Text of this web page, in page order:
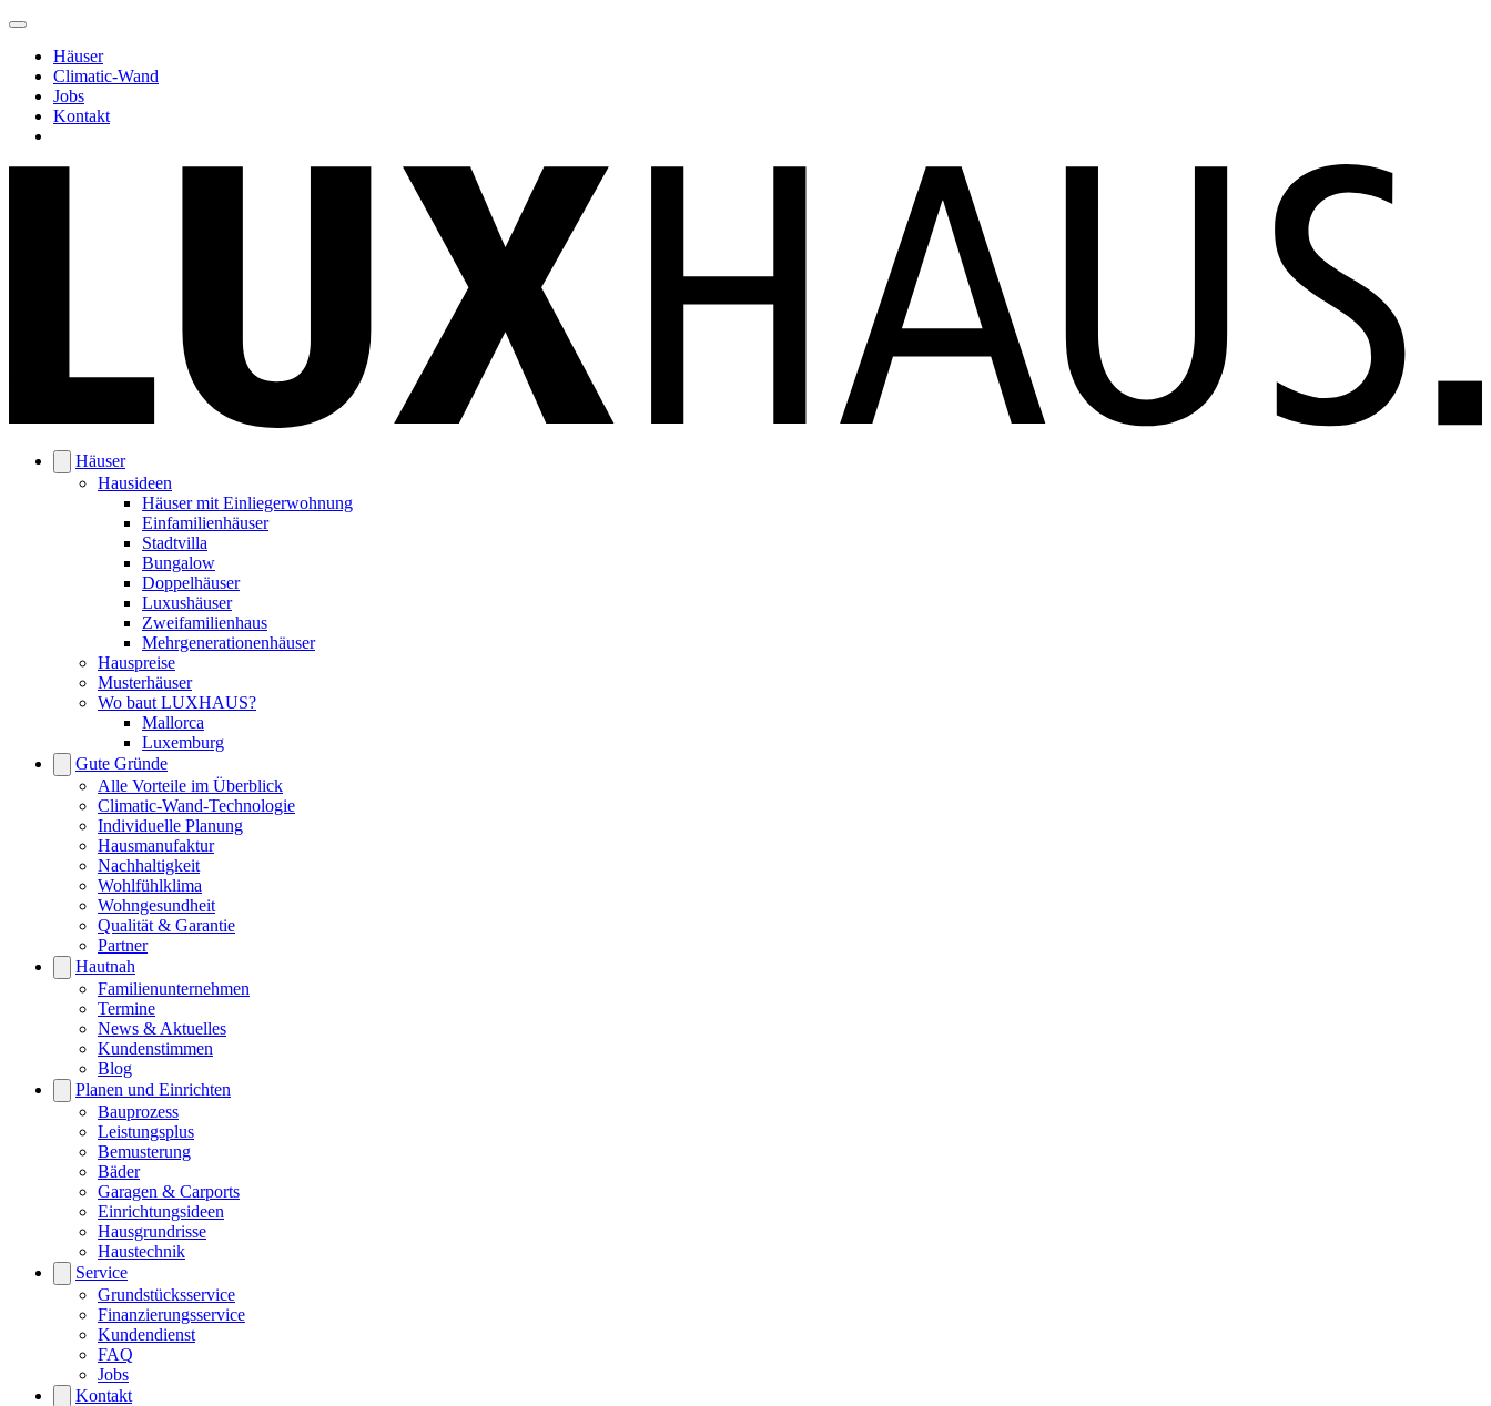
Häuser
Climatic-Wand
Jobs
Kontakt
Häuser
Hausideen
Häuser mit Einliegerwohnung
Einfamilienhäuser
Stadtvilla
Bungalow
Doppelhäuser
Luxushäuser
Zweifamilienhaus
Mehrgenerationenhäuser
Hauspreise
Musterhäuser
Wo baut LUXHAUS?
Mallorca
Luxemburg
Gute Gründe
Alle Vorteile im Überblick
Climatic-Wand-Technologie
Individuelle Planung
Hausmanufaktur
Nachhaltigkeit
Wohlfühlklima
Wohngesundheit
Qualität & Garantie
Partner
Hautnah
Familienunternehmen
Termine
News & Aktuelles
Kundenstimmen
Blog
Planen und Einrichten
Bauprozess
Leistungsplus
Bemusterung
Bäder
Garagen & Carports
Einrichtungsideen
Hausgrundrisse
Haustechnik
Service
Grundstücksservice
Finanzierungsservice
Kundendienst
FAQ
Jobs
Kontakt